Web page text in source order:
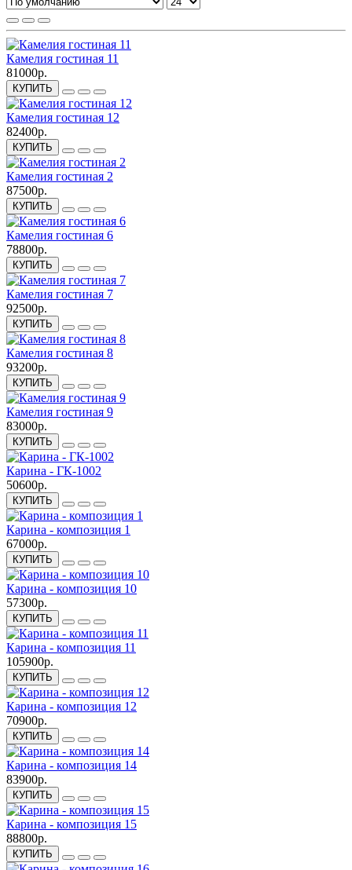
Камелия гостиная 11
81000р.
КУПИТЬ
Камелия гостиная 12
82400р.
КУПИТЬ
Камелия гостиная 2
87500р.
КУПИТЬ
Камелия гостиная 6
78800р.
КУПИТЬ
Камелия гостиная 7
92500р.
КУПИТЬ
Камелия гостиная 8
93200р.
КУПИТЬ
Камелия гостиная 9
83000р.
КУПИТЬ
Карина - ГК-1002
50600р.
КУПИТЬ
Карина - композиция 1
67000р.
КУПИТЬ
Карина - композиция 10
57300р.
КУПИТЬ
Карина - композиция 11
105900р.
КУПИТЬ
Карина - композиция 12
70900р.
КУПИТЬ
Карина - композиция 14
83900р.
КУПИТЬ
Карина - композиция 15
88800р.
КУПИТЬ